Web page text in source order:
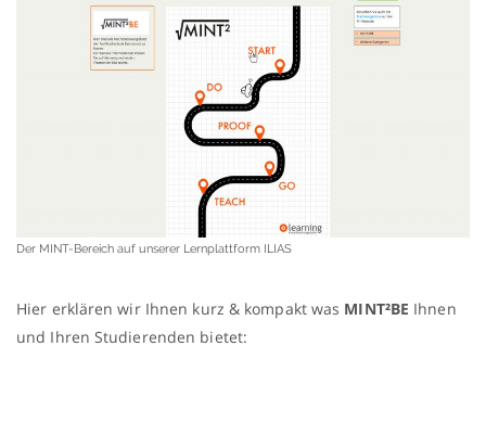
Der MINT-Bereich auf unserer Lernplattform ILIAS
Hier erklären wir Ihnen kurz & kompakt was MINT²BE Ihnen
und Ihren Studierenden bietet: